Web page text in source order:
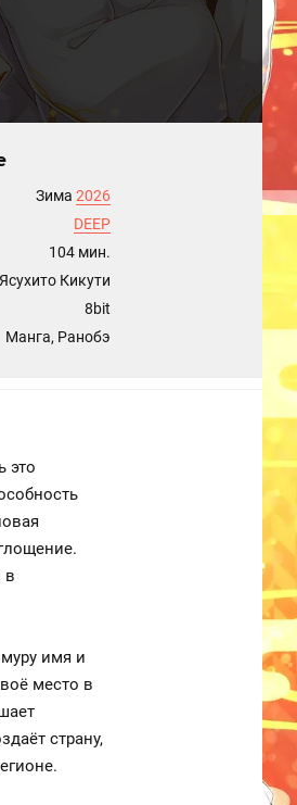
Зима 2026
DEEP
104 мин.
Ясухито Кикути
8bit
Манга, Ранобэ
это
в
имя и
место в
страну,